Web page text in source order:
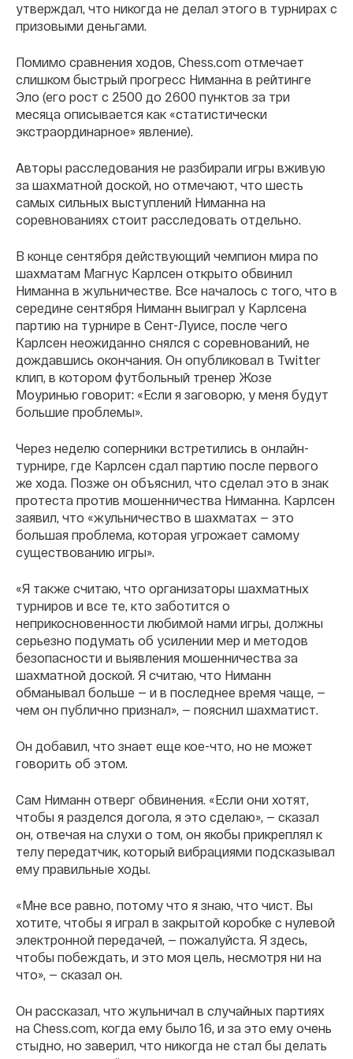
утверждал, что никогда не делал этого в турнирах с
призовыми деньгами.
Помимо сравнения ходов, Chess.com отмечает
слишком быстрый прогресс Ниманна в рейтинге
Эло (его рост с 2500 до 2600 пунктов за три
месяца описывается как «статистически
экстраординарное» явление).
Авторы расследования не разбирали игры вживую
за шахматной доской, но отмечают, что шесть
самых сильных выступлений Ниманна на
соревнованиях стоит расследовать отдельно.
В конце сентября действующий чемпион мира по
шахматам Магнус Карлсен открыто обвинил
Ниманна в жульничестве. Все началось с того, что в
середине сентября Ниманн выиграл у Карлсена
партию на турнире в Сент-Луисе, после чего
Карлсен неожиданно снялся с соревнований, не
дождавшись окончания. Он опубликовал в Twitter
клип, в котором футбольный тренер Жозе
Моуринью говорит: «Если я заговорю, у меня будут
большие проблемы».
Через неделю соперники встретились в онлайн-
турнире, где Карлсен сдал партию после первого
же хода. Позже он объяснил, что сделал это в знак
протеста против мошенничества Ниманна. Карлсен
заявил, что «жульничество в шахматах — это
большая проблема, которая угрожает самому
существованию игры».
«Я также считаю, что организаторы шахматных
турниров и все те, кто заботится о
неприкосновенности любимой нами игры, должны
серьезно подумать об усилении мер и методов
безопасности и выявления мошенничества за
шахматной доской. Я считаю, что Ниманн
обманывал больше — и в последнее время чаще, —
чем он публично признал», — пояснил шахматист.
Он добавил, что знает еще кое-что, но не может
говорить об этом.
Сам Ниманн отверг обвинения. «Если они хотят,
чтобы я разделся догола, я это сделаю», — сказал
он, отвечая на слухи о том, он якобы прикреплял к
телу передатчик, который вибрациями подсказывал
ему правильные ходы.
«Мне все равно, потому что я знаю, что чист. Вы
хотите, чтобы я играл в закрытой коробке с нулевой
электронной передачей, — пожалуйста. Я здесь,
чтобы побеждать, и это моя цель, несмотря ни на
что», — сказал он.
Он рассказал, что жульничал в случайных партиях
на Chess.com, когда ему было 16, и за это ему очень
стыдно, но заверил, что никогда не стал бы делать